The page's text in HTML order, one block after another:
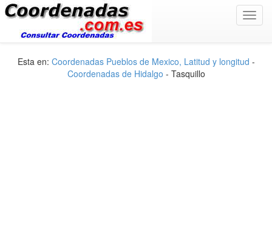
Esta en: Coordenadas Pueblos de Mexico, Latitud y longitud -
Coordenadas de Hidalgo - Tasquillo